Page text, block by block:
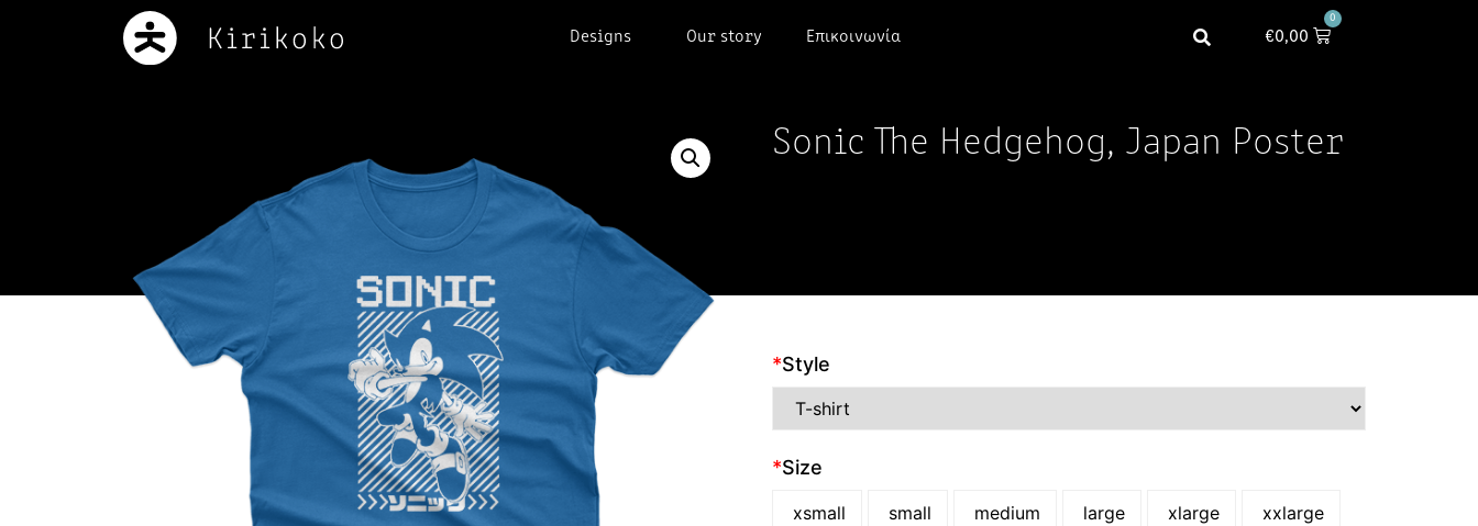
Designs Our story Επικοινωνία €0,00
0
Sonic The Hedgehog, Japan Poster
*Style
*Size
xsmall small medium large xlarge xxlarge